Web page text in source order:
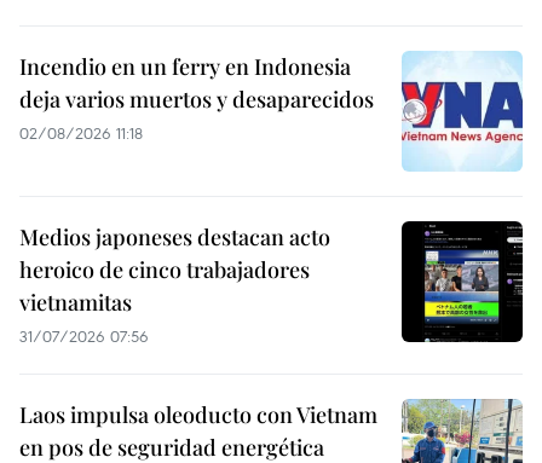
Incendio en un ferry en Indonesia
deja varios muertos y desaparecidos
02/08/2026 11:18
Medios japoneses destacan acto
heroico de cinco trabajadores
vietnamitas
31/07/2026 07:56
Laos impulsa oleoducto con Vietnam
en pos de seguridad energética